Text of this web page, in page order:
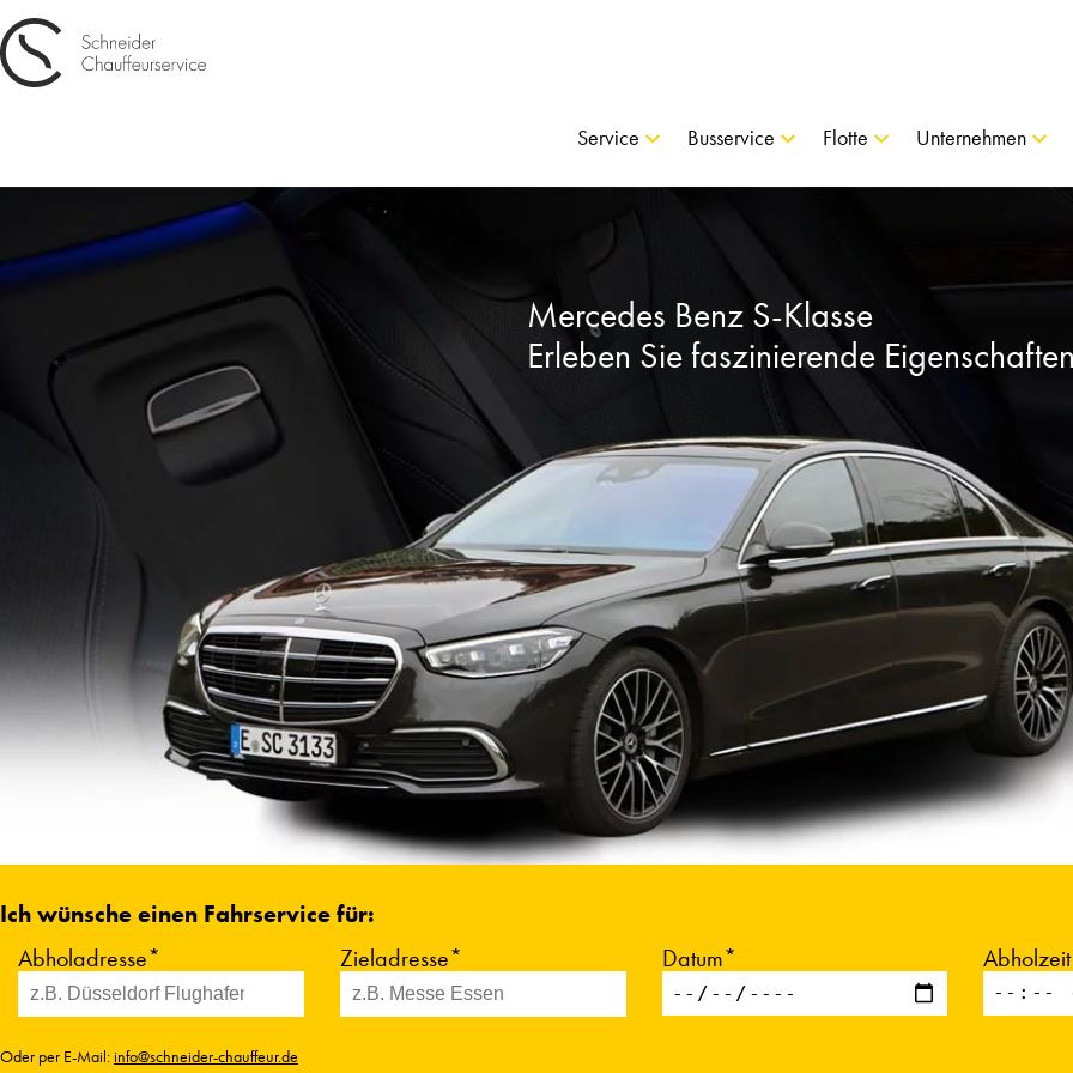
Service Busservice Flotte Unternehmen
Mercedes Benz S-Klasse
Erleben Sie faszinierende
Ich wünsche einen Fahrservice für:
Abholadresse*
Zieladresse* Datum*
Oder per E-Mail:info@schneider-chauffeur.de